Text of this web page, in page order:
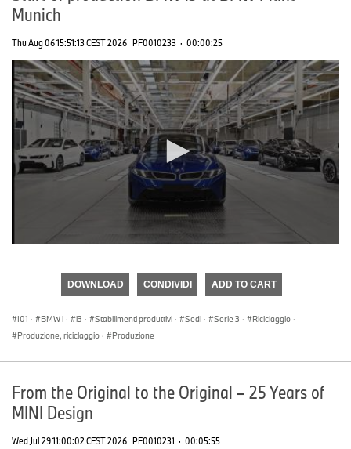
Munich
Thu Aug 06 15:51:13 CEST 2026 PF0010233 · 00:00:25
DOWNLOAD CONDIVIDI ADD TO CART
I01 · BMW i · i3 · Stabilimenti produttivi · Sedi · Serie 3 · Riciclaggio ·
Produzione, riciclaggio · Produzione
From the Original to the Original – 25 Years of
MINI Design
Wed Jul 29 11:00:02 CEST 2026 PF0010231 · 00:05:55